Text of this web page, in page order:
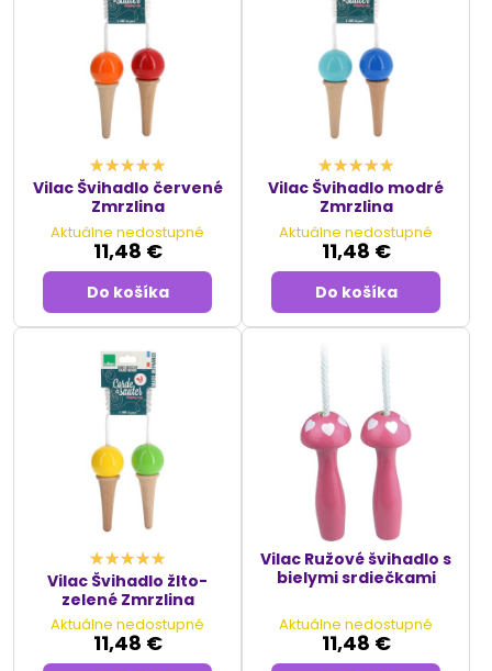
sa učiť nové zručnosti a schopnosti. Tieto jednoduché, no
účinné hračky ponúkajú množstvo výhod pre fyzický a
emocionálny rozvoj detí a sú neodmysliteľnou súčasťou ich
detského života a zábavy.
Vilac Švihadlo červené
Zmrzlina
Aktuálne nedostupné
11,48 €
Do košíka
Vilac Švihadlo modré
Zmrzlina
Aktuálne nedostupné
11,48 €
Do košíka
Vilac Švihadlo žlto-
zelené Zmrzlina
Aktuálne nedostupné
11,48 €
Vilac Ružové švihadlo s
bielymi srdiečkami
Aktuálne nedostupné
11,48 €